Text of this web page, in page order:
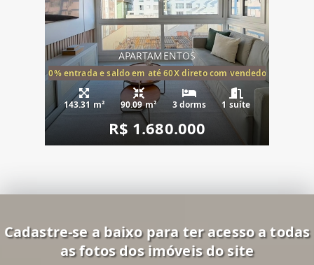
APARTAMENTOS
20% entrada e saldo em até 60X direto com vendedor
143.31 m² 90.09 m² 3 dorms 1 suíte
R$ 1.680.000
Cadastre-se a baixo para ter acesso a todas
as fotos dos imóveis do site